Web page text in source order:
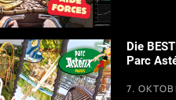
Die
Parc
7.